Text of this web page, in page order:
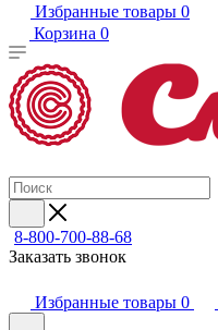
Избранные товары 0
Корзина 0
8-800-700-88-68
Заказать звонок
Избранные товары 0